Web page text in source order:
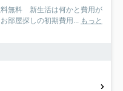
料無料 新生活は何かと費用が
部屋探しの初期費用... もっと